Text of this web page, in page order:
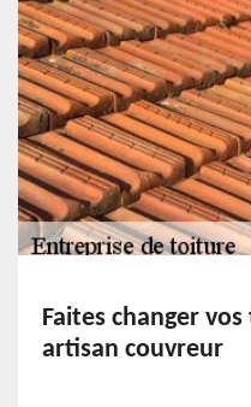
Faites changer
artisan couvreur